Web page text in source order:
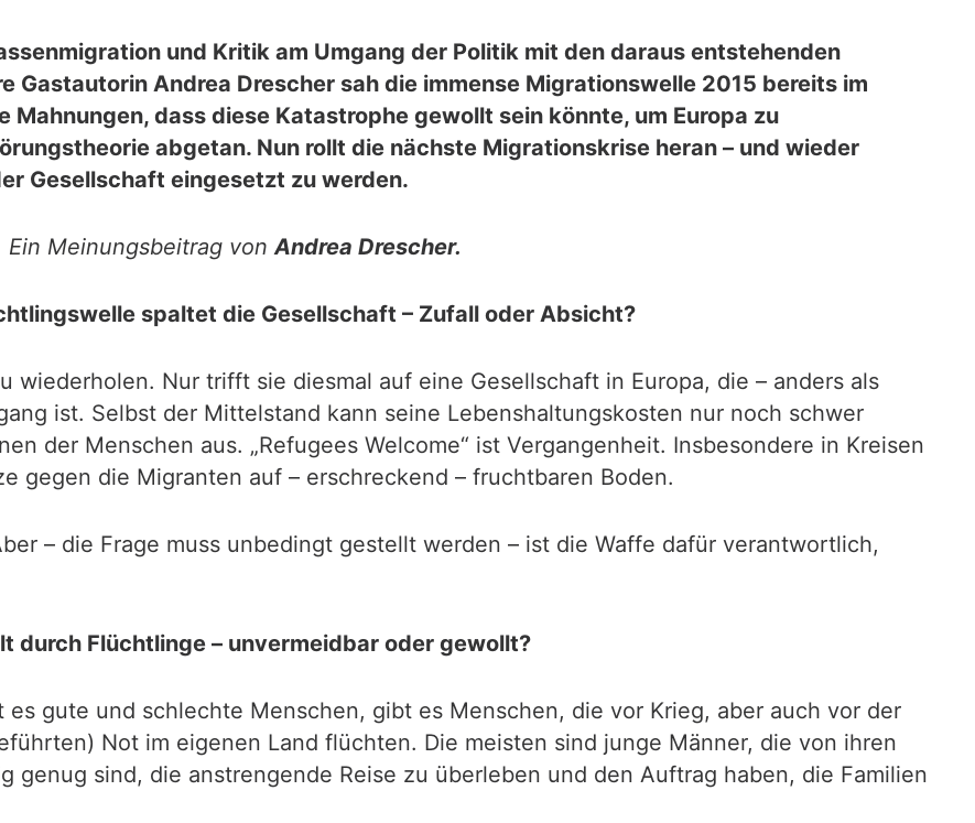
und Kritik am Umgang der Politik mit den daraus entstehenden
Gastautorin Andrea Drescher sah die immense Migrationswelle 2015 bereits im
Mahnungen, dass diese Katastrophe gewollt sein könnte, um Europa zu
abgetan. Nun rollt die nächste Migrationskrise heran – und wieder
Gesellschaft eingesetzt zu werden.
Ein Meinungsbeitrag von Andrea Drescher.
spaltet die Gesellschaft – Zufall oder Absicht?
wiederholen. Nur trifft sie diesmal auf eine Gesellschaft in Europa, die – anders als
ist. Selbst der Mittelstand kann seine Lebenshaltungskosten nur noch schwer
der Menschen aus. „Refugees Welcome“ ist Vergangenheit. Insbesondere in Kreisen
gegen die Migranten auf – erschreckend – fruchtbaren Boden.
– die Frage muss unbedingt gestellt werden – ist die Waffe dafür verantwortlich,
durch Flüchtlinge – unvermeidbar oder gewollt?
gute und schlechte Menschen, gibt es Menschen, die vor Krieg, aber auch vor der
Not im eigenen Land flüchten. Die meisten sind junge Männer, die von ihren
genug sind, die anstrengende Reise zu überleben und den Auftrag haben, die Familien